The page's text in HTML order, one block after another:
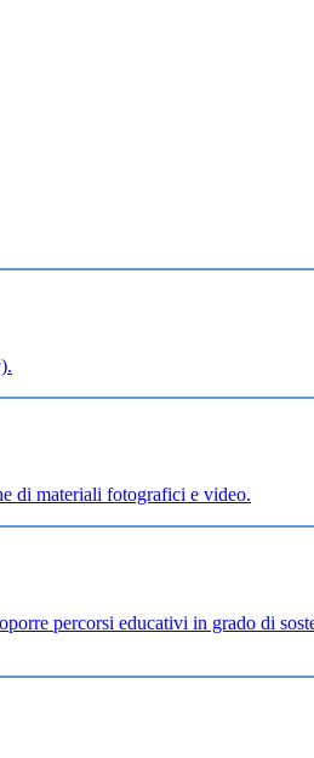
di materiali fotografici e video.
percorsi educativi in grado di